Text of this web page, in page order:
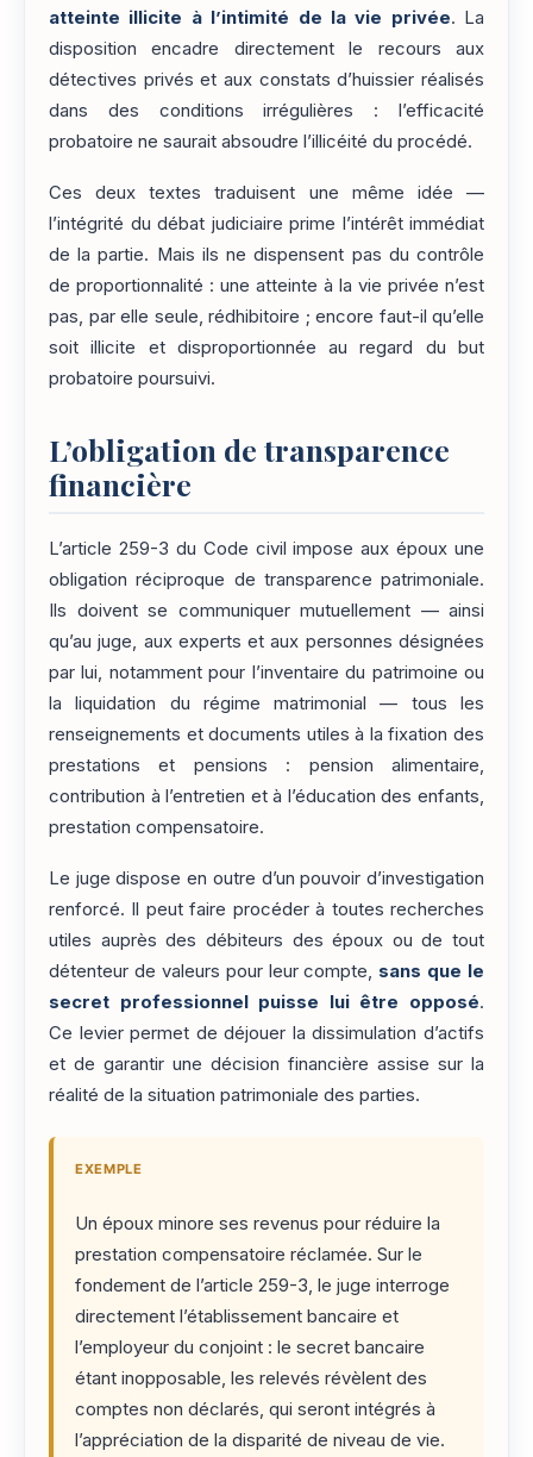
atteinte illicite à l’intimité de la vie privée. La
disposition encadre directement le recours aux
détectives privés et aux constats d’huissier réalisés
dans des conditions irrégulières : l’efficacité
probatoire ne saurait absoudre l’illicéité du procédé.
Ces deux textes traduisent une même idée —
l’intégrité du débat judiciaire prime l’intérêt immédiat
de la partie. Mais ils ne dispensent pas du contrôle
de proportionnalité : une atteinte à la vie privée n’est
pas, par elle seule, rédhibitoire ; encore faut-il qu’elle
soit illicite et disproportionnée au regard du but
probatoire poursuivi.
L’obligation de transparence
financière
L’article 259-3 du Code civil impose aux époux une
obligation réciproque de transparence patrimoniale.
Ils doivent se communiquer mutuellement — ainsi
qu’au juge, aux experts et aux personnes désignées
par lui, notamment pour l’inventaire du patrimoine ou
la liquidation du régime matrimonial — tous les
renseignements et documents utiles à la fixation des
prestations et pensions : pension alimentaire,
contribution à l’entretien et à l’éducation des enfants,
prestation compensatoire.
Le juge dispose en outre d’un pouvoir d’investigation
renforcé. Il peut faire procéder à toutes recherches
utiles auprès des débiteurs des époux ou de tout
détenteur de valeurs pour leur compte, sans que le
secret professionnel puisse lui être opposé.
Ce levier permet de déjouer la dissimulation d’actifs
et de garantir une décision financière assise sur la
réalité de la situation patrimoniale des parties.
EXEMPLE
Un époux minore ses revenus pour réduire la
prestation compensatoire réclamée. Sur le
fondement de l’article 259-3, le juge interroge
directement l’établissement bancaire et
l’employeur du conjoint : le secret bancaire
étant inopposable, les relevés révèlent des
comptes non déclarés, qui seront intégrés à
l’appréciation de la disparité de niveau de vie.